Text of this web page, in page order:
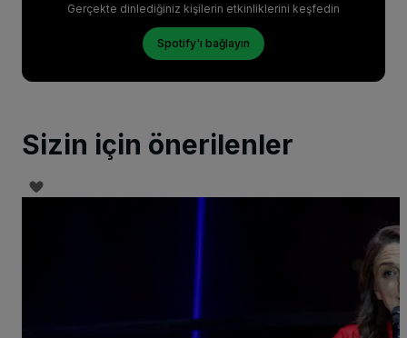
Gerçekte dinlediğiniz kişilerin etkinliklerini keşfedin
Spotify'ı bağlayın
Sizin için önerilenler